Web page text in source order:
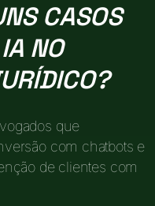
CASOS
NO
que
com chatbots e
de clientes com